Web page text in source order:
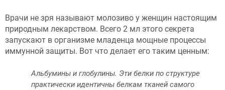
Врачи не зря называют молозиво у женщин настоящим
природным лекарством. Всего 2 мл этого секрета
запускают в организме младенца мощные процессы
иммунной защиты. Вот что делает его таким ценным:
Альбумины и глобулины. Эти белки по структуре
практически идентичны белкам тканей самого